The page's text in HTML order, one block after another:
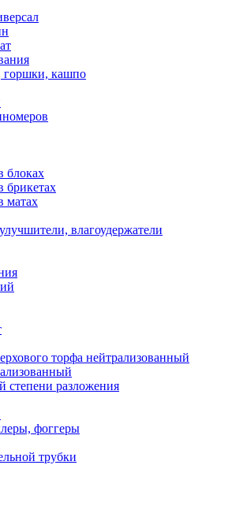
горшки, кашпо
блоках
брикетах
матах
влагоудержатели
торфа нейтрализованный
степени разложения
фоггеры
трубки